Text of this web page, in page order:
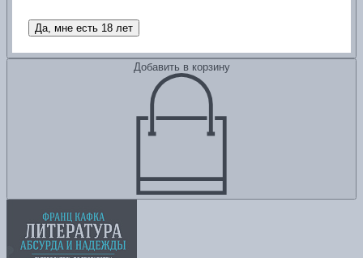
Добавить в корзину
Да, мне есть 18 лет